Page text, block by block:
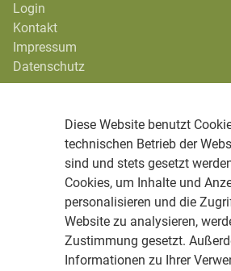
Diese Website benutzt
technischen Betrieb der
sind und stets gesetzt
Cookies, um Inhalte und
personalisieren und die
Website zu analysieren,
Zustimmung gesetzt.
Informationen zu Ihrer
Login
Kontakt
Impressum
Datenschutz